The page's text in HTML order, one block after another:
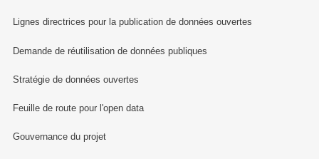
Lignes directrices pour la publication de données ouvertes
Demande de réutilisation de données publiques
Stratégie de données ouvertes
Feuille de route pour l'open data
Gouvernance du projet